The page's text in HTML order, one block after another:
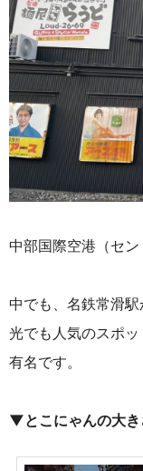
中部国際空港（セン
中でも、名鉄常滑
光でも人気のスポ
有名です。
▼とこにゃんの大き